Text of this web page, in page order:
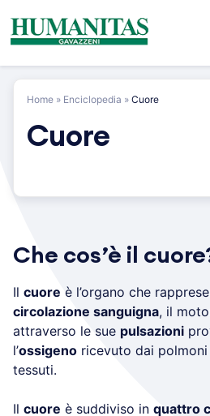
content
Home » Enciclopedia » Cuore
Cuore
Che cos’è il
Il cuore è l’organo che
circolazione sanguigna, il
attraverso le sue pulsazioni
l’ossigeno ricevuto dai
tessuti.
Il cuore è suddiviso in quattro